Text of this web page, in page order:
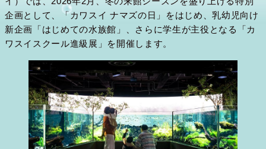
企画として、「カワスイ ナマズの日」をはじめ、乳幼児向け
新企画「はじめての水族館」、さらに学生が主役となる「カ
ワスイスクール進級展」を開催します。